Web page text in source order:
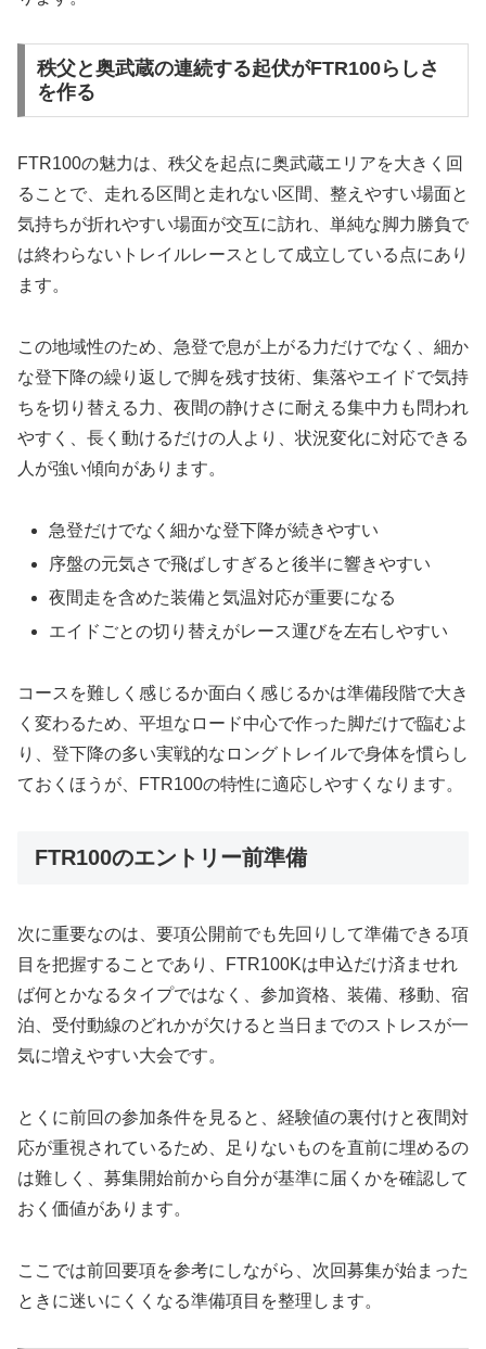
秩父と奥武蔵の連続する起伏がFTR100らしさ
を作る
FTR100の魅力は、秩父を起点に奥武蔵エリアを大きく回
ることで、走れる区間と走れない区間、整えやすい場面と
気持ちが折れやすい場面が交互に訪れ、単純な脚力勝負で
は終わらないトレイルレースとして成立している点にあり
ます。
この地域性のため、急登で息が上がる力だけでなく、細か
な登下降の繰り返しで脚を残す技術、集落やエイドで気持
ちを切り替える力、夜間の静けさに耐える集中力も問われ
やすく、長く動けるだけの人より、状況変化に対応できる
人が強い傾向があります。
急登だけでなく細かな登下降が続きやすい
序盤の元気さで飛ばしすぎると後半に響きやすい
夜間走を含めた装備と気温対応が重要になる
エイドごとの切り替えがレース運びを左右しやすい
コースを難しく感じるか面白く感じるかは準備段階で大き
く変わるため、平坦なロード中心で作った脚だけで臨むよ
り、登下降の多い実戦的なロングトレイルで身体を慣らし
ておくほうが、FTR100の特性に適応しやすくなります。
FTR100のエントリー前準備
次に重要なのは、要項公開前でも先回りして準備できる項
目を把握することであり、FTR100Kは申込だけ済ませれ
ば何とかなるタイプではなく、参加資格、装備、移動、宿
泊、受付動線のどれかが欠けると当日までのストレスが一
気に増えやすい大会です。
とくに前回の参加条件を見ると、経験値の裏付けと夜間対
応が重視されているため、足りないものを直前に埋めるの
は難しく、募集開始前から自分が基準に届くかを確認して
おく価値があります。
ここでは前回要項を参考にしながら、次回募集が始まった
ときに迷いにくくなる準備項目を整理します。